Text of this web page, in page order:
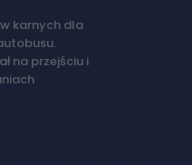
karnych dla
na przejściu i